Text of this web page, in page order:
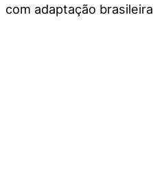
com adaptação brasileira